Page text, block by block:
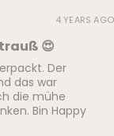
😍
Der
das war
die mühe
Bin Happy
4 YEARS AGO